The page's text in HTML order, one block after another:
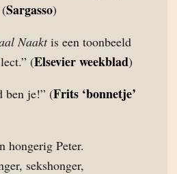
Sargasso)
Naaktis een toonbeeld
(Elsevier weekblad)
ben je!” (Frits ‘bonnetje’
hongerig Peter.
sekshonger,